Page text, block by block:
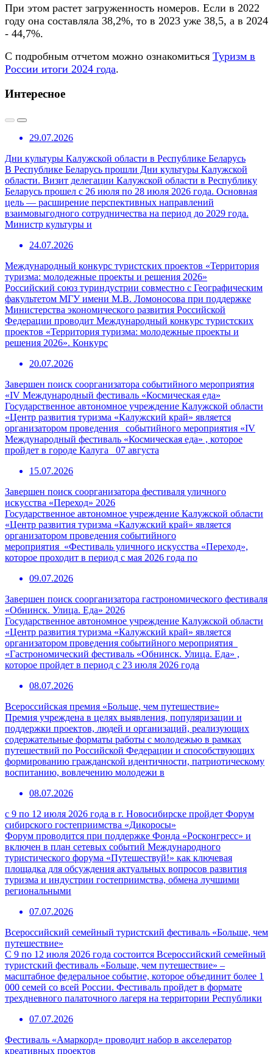
При этом растет загруженность номеров. Если в 2022
году она составляла 38,2%, то в 2023 уже 38,5, а в 2024
- 44,7%.
С подробным отчетом можно ознакомиться Туризм в
России итоги 2024 года.
Интересное
29.07.2026
Дни культуры Калужской области в Республике Беларусь
В Республике Беларусь прошли Дни культуры Калужской
области. Визит делегации Калужской области в Республику
Беларусь прошел с 26 июля по 28 июля 2026 года. Основная
цель — расширение перспективных направлений
взаимовыгодного сотрудничества на период до 2029 года.
Министр культуры и
24.07.2026
Международный конкурс туристских проектов «Территория
туризма: молодежные проекты и решения 2026»
Российский союз туриндустрии совместно с Географическим
факультетом МГУ имени М.В. Ломоносова при поддержке
Министерства экономического развития Российской
Федерации проводит Международный конкурс туристских
проектов «Территория туризма: молодежные проекты и
решения 2026». Конкурс
20.07.2026
Завершен поиск соорганизатора событийного мероприятия
«IV Международный фестиваль «Космическая еда»
Государственное автономное учреждение Калужской области
«Центр развития туризма «Калужский край» является
организатором проведения событийного мероприятия «IV
Международный фестиваль «Космическая еда» , которое
пройдет в городе Калуга 07 августа
15.07.2026
Завершен поиск соорганизатора фестиваля уличного
искусства «Переход» 2026
Государственное автономное учреждение Калужской области
«Центр развития туризма «Калужский край» является
организатором проведения событийного
мероприятия «Фестиваль уличного искусства «Переход»,
которое проходит в период с мая 2026 года по
09.07.2026
Завершен поиск соорганизатора гастрономического фестиваля
«Обнинск. Улица. Еда» 2026
Государственное автономное учреждение Калужской области
«Центр развития туризма «Калужский край» является
организатором проведения событийного мероприятия
«Гастрономический фестиваль «Обнинск. Улица. Еда» ,
которое пройдет в период с 23 июля 2026 года
08.07.2026
Всероссийская премия «Больше, чем путешествие»
Премия учреждена в целях выявления, популяризации и
поддержки проектов, людей и организаций, реализующих
содержательные форматы работы с молодежью в рамках
путешествий по Российской Федерации и способствующих
формированию гражданской идентичности, патриотическому
воспитанию, вовлечению молодежи в
08.07.2026
с 9 по 12 июля 2026 года в г. Новосибирске пройдет Форум
сибирского гостеприимства «Дикоросы»
Форум проводится при поддержке Фонда «Росконгресс» и
включен в план сетевых событий Международного
туристического форума «Путешествуй!» как ключевая
площадка для обсуждения актуальных вопросов развития
туризма и индустрии гостеприимства, обмена лучшими
региональными
07.07.2026
Всероссийский семейный туристский фестиваль «Больше, чем
путешествие»
С 9 по 12 июля 2026 года состоится Всероссийский семейный
туристский фестиваль «Больше, чем путешествие» –
масштабное федеральное событие, которое объединит более 1
000 семей со всей России. Фестиваль пройдет в формате
трехдневного палаточного лагеря на территории Республики
07.07.2026
Фестиваль «Амаркорд» проводит набор в акселератор
креативных проектов